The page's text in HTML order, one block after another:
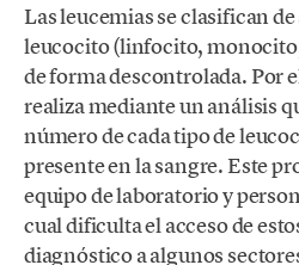
Las leucemias se clasifican
leucocito (linfocito,
de forma descontrolada. Por
realiza mediante un análisis
número de cada tipo de
presente en la sangre. Este
equipo de laboratorio y
cual dificulta el acceso de
diagnóstico a algunos